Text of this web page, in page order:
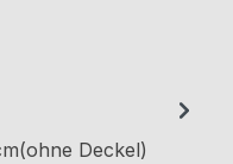
Deckel)